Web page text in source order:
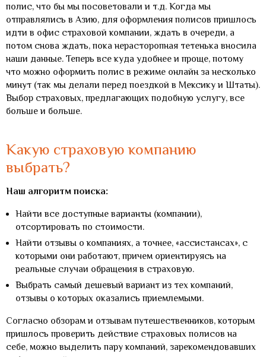
полис, что бы мы посоветовали и т.д. Когда мы
отправлялись в Азию, для оформления полисов пришлось
идти в офис страховой компании, ждать в очереди, а
потом снова ждать, пока нерасторопная тетенька вносила
наши данные. Теперь все куда удобнее и проще, потому
что можно оформить полис в режиме онлайн за несколько
минут (так мы делали перед поездкой в Мексику и Штаты).
Выбор страховых, предлагающих подобную услугу, все
больше и больше.
Какую страховую компанию
выбрать?
Наш алгоритм поиска:
Найти все доступные варианты (компании),
отсортировать по стоимости.
Найти отзывы о компаниях, а точнее, «ассистансах», с
которыми они работают, причем ориентируясь на
реальные случаи обращения в страховую.
Выбрать самый дешевый вариант из тех компаний,
отзывы о которых оказались приемлемыми.
Согласно обзорам и отзывам путешественников, которым
пришлось проверить действие страховых полисов на
себе, можно выделить пару компаний, зарекомендовавших